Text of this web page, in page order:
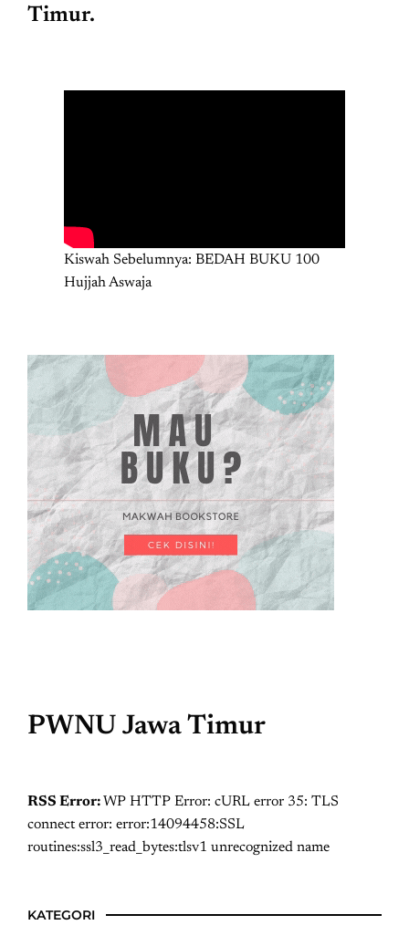
Timur.
Kiswah Sebelumnya: BEDAH BUKU 100
Hujjah Aswaja
PWNU Jawa Timur
RSS Error: WP HTTP Error: cURL error 35: TLS
connect error: error:14094458:SSL
routines:ssl3_read_bytes:tlsv1 unrecognized name
KATEGORI